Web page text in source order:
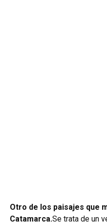
Otro de los paisajes que
Catamarca.Se trata de un